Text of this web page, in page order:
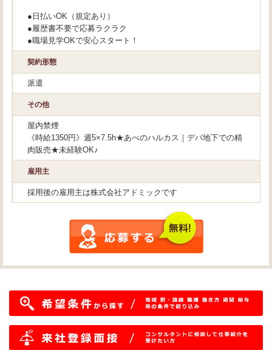
●日払いOK（規定あり）
●履歴書不要で応募ラクラク
●職場見学OKで安心スタート！
契約形態
派遣
その他
屋内禁煙
《時給1350円》週5×7.5h★あべのハルカス｜デパ地下での精
肉販売★未経験OK♪
雇用主
採用後の雇用主は株式会社アドミックです